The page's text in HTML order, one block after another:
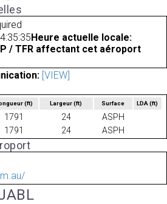
Heure actuelle locale:
/ TFR affectant cet aéroport
[VIEW]
(ft) Largeur(ft) Surface LDA(ft)
1791 24
ASPH
1791 24 ASPH